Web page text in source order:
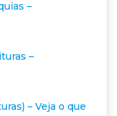
–
–
– Veja o que